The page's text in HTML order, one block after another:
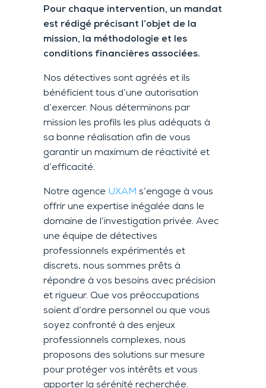
Pour chaque intervention, un mandat
est rédigé précisant l’objet de la
mission, la méthodologie et les
conditions financières associées.
Nos détectives sont agréés et ils
bénéficient tous d’une autorisation
d’exercer. Nous déterminons par
mission les profils les plus adéquats à
sa bonne réalisation afin de vous
garantir un maximum de réactivité et
d’efficacité.
Notre agence UXAM s’engage à vous
offrir une expertise inégalée dans le
domaine de l’investigation privée. Avec
une équipe de détectives
professionnels expérimentés et
discrets, nous sommes prêts à
répondre à vos besoins avec précision
et rigueur. Que vos préoccupations
soient d’ordre personnel ou que vous
soyez confronté à des enjeux
professionnels complexes, nous
proposons des solutions sur mesure
pour protéger vos intérêts et vous
apporter la sérénité recherchée.